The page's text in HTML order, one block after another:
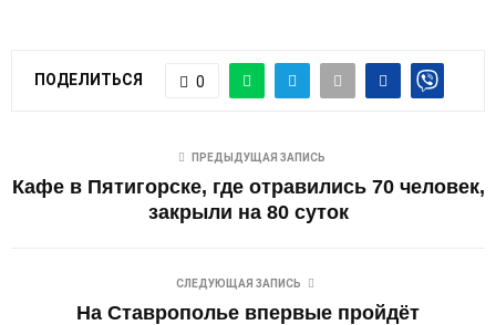
ПОДЕЛИТЬСЯ 0
ПРЕДЫДУЩАЯ ЗАПИСЬ
Кафе в Пятигорске, где отравились 70 человек,
закрыли на 80 суток
СЛЕДУЮЩАЯ ЗАПИСЬ
На Ставрополье впервые пройдёт